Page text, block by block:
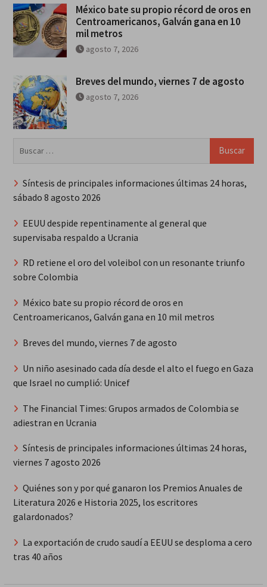
México bate su propio récord de oros en
Centroamericanos, Galván gana en 10
mil metros
agosto 7, 2026
Breves del mundo, viernes 7 de agosto
agosto 7, 2026
Síntesis de principales informaciones últimas 24 horas,
sábado 8 agosto 2026
EEUU despide repentinamente al general que
supervisaba respaldo a Ucrania
RD retiene el oro del voleibol con un resonante triunfo
sobre Colombia
México bate su propio récord de oros en
Centroamericanos, Galván gana en 10 mil metros
Breves del mundo, viernes 7 de agosto
Un niño asesinado cada día desde el alto el fuego en Gaza
que Israel no cumplió: Unicef
The Financial Times: Grupos armados de Colombia se
adiestran en Ucrania
Síntesis de principales informaciones últimas 24 horas,
viernes 7 agosto 2026
Quiénes son y por qué ganaron los Premios Anuales de
Literatura 2026 e Historia 2025, los escritores
galardonados?
La exportación de crudo saudí a EEUU se desploma a cero
tras 40 años